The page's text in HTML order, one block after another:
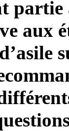
partie
aux